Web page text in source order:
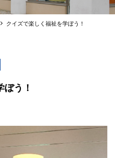
クイズで楽しく福祉を学ぼう！
う！